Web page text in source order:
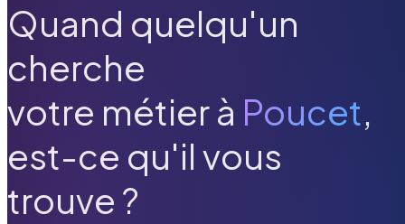
Quand quelqu'un
cherche
votre métier à Poucet,
est-ce qu'il vous
trouve ?